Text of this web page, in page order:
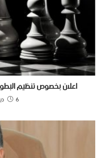
اعلان بخصوص تنظيم
6 ديسمبر 2023